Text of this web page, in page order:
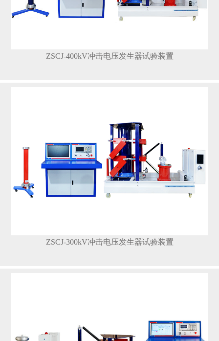
ZSCJ-400kV冲击电压发生器试验装置
ZSCJ-300kV冲击电压发生器试验装置